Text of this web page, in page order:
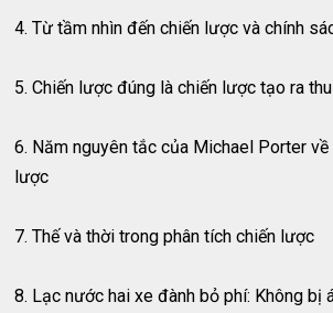
4. Từ tầm nhìn đến chiến lược và chính
5. Chiến lược đúng là chiến lược tạo ra
6. Năm nguyên tắc của Michael Porter
lược
7. Thế và thời trong phân tích chiến lược
8. Lạc nước hai xe đành bỏ phí: Không bị